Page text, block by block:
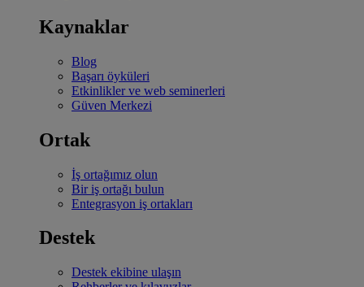
Kaynaklar
Blog
Başarı öyküleri
Etkinlikler ve web seminerleri
Güven Merkezi
Ortak
İş ortağımız olun
Bir iş ortağı bulun
Entegrasyon iş ortakları
Destek
Destek ekibine ulaşın